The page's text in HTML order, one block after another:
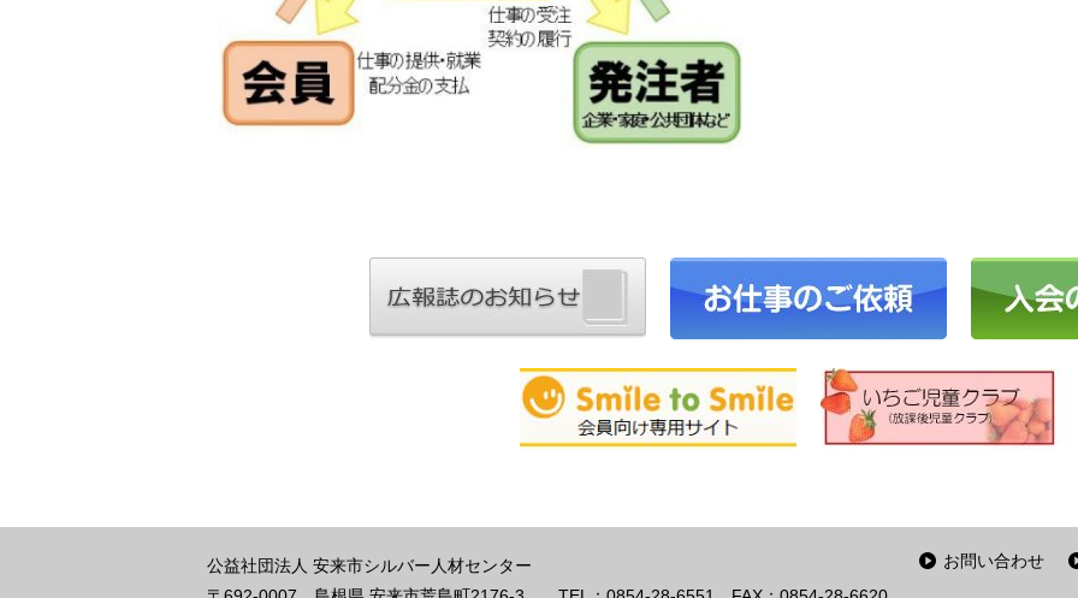
お問い合わせ
公益社団法人 安来市シルバー人材センター